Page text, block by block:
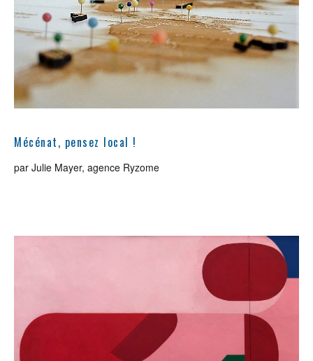
Mécénat, pensez local !
par Julie Mayer, agence Ryzome